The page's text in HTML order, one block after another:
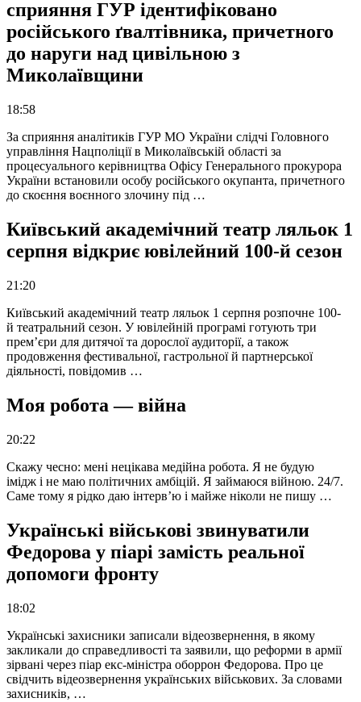
сприяння ГУР ідентифіковано
російського ґвалтівника, причетного
до наруги над цивільною з
Миколаївщини
18:58
За сприяння аналітиків ГУР МО України слідчі Головного
управління Нацполіції в Миколаївській області за
процесуального керівництва Офісу Генерального прокурора
України встановили особу російського окупанта, причетного
до скоєння воєнного злочину під …
Київський академічний театр ляльок 1
серпня відкриє ювілейний 100-й сезон
21:20
Київський академічний театр ляльок 1 серпня розпочне 100-
й театральний сезон. У ювілейній програмі готують три
прем’єри для дитячої та дорослої аудиторії, а також
продовження фестивальної, гастрольної й партнерської
діяльності, повідомив …
Моя робота — війна
20:22
Скажу чесно: мені нецікава медійна робота. Я не будую
імідж і не маю політичних амбіцій. Я займаюся війною. 24/7.
Саме тому я рідко даю інтерв’ю і майже ніколи не пишу …
Українські військові звинуватили
Федорова у піарі замість реальної
допомоги фронту
18:02
Українські захисники записали відеозвернення, в якому
закликали до справедливості та заявили, що реформи в армії
зірвані через піар екс-міністра оборрон Федорова. Про це
свідчить відеозвернення українських військових. За словами
захисників, …